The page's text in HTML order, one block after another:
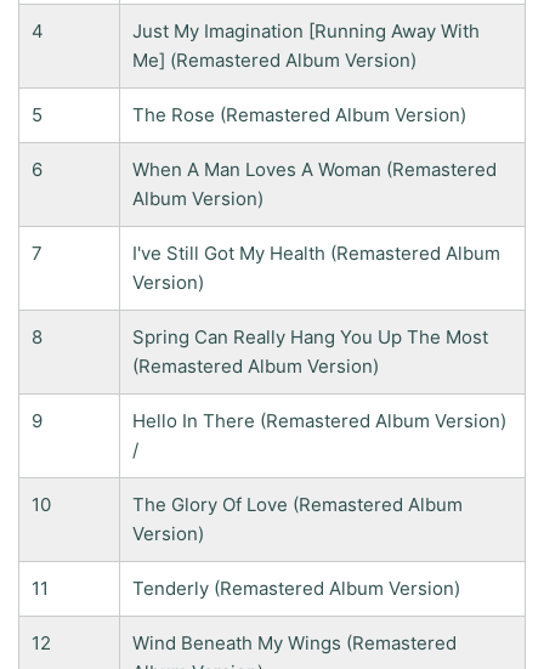
4
Just My Imagination [Running Away With
Me] (Remastered Album Version)
5 The Rose (Remastered Album Version)
6
When A Man Loves A Woman (Remastered
Album Version)
7
I've Still Got My Health (Remastered Album
Version)
8
Spring Can Really Hang You Up The Most
(Remastered Album Version)
9
Hello In There (Remastered Album Version)
/
10
The Glory Of Love (Remastered Album
Version)
11 Tenderly (Remastered Album Version)
12
Wind Beneath My Wings (Remastered